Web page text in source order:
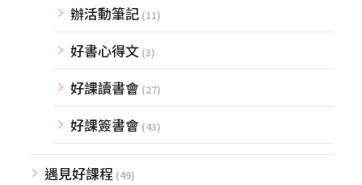
辦活動筆記 (11)
好書心得文 (3)
好課讀書會 (27)
好課簽書會 (43)
遇見好課程 (49)